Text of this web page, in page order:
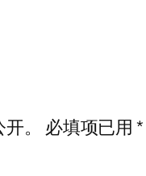
。
必填项已用*